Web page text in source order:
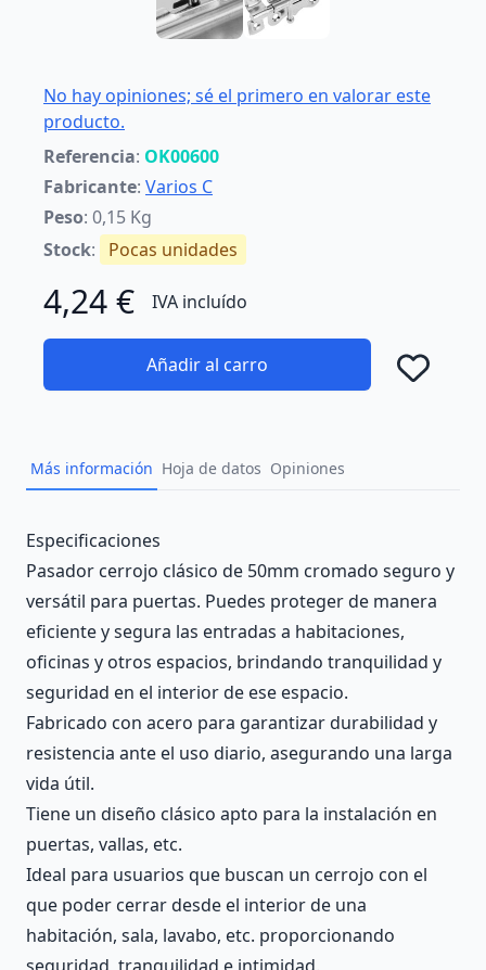
No hay opiniones; sé el primero en valorar este
producto.
Referencia: OK00600
Fabricante: Varios C
Peso: 0,15 Kg
Stock: Pocas unidades
4,24 € IVA incluído
Añadir al carro
Más información Hoja de datos Opiniones
Description
Especificaciones
Pasador cerrojo clásico de 50mm cromado seguro y
versátil para puertas. Puedes proteger de manera
eficiente y segura las entradas a habitaciones,
oficinas y otros espacios, brindando tranquilidad y
seguridad en el interior de ese espacio.
Fabricado con acero para garantizar durabilidad y
resistencia ante el uso diario, asegurando una larga
vida útil.
Tiene un diseño clásico apto para la instalación en
puertas, vallas, etc.
Ideal para usuarios que buscan un cerrojo con el
que poder cerrar desde el interior de una
habitación, sala, lavabo, etc. proporcionando
seguridad, tranquilidad e intimidad.